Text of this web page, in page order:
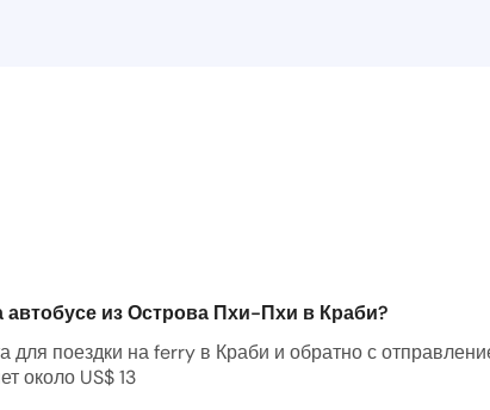
автобусе из Острова Пхи-Пхи в Краби?
для поездки на ferry в Краби и обратно с
около US$ 13